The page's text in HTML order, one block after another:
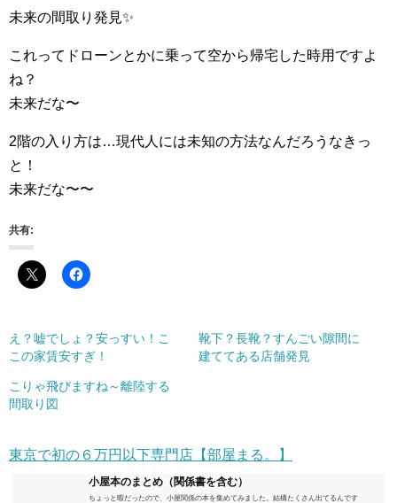
未来の間取り発見︎✨
これってドローンとかに乗って空から帰宅した時用ですよ
ね？
未来だな〜
2階の入り方は…現代人には未知の方法なんだろうなきっ
と！
未来だな〜〜
共有:
え？嘘でしょ？安っすい！こ
この家賃安すぎ！
靴下？長靴？すんごい隙間に
建ててある店舗発見
こりゃ飛びますね～離陸する
間取り図
東京で初の６万円以下専門店【部屋まる。】
小屋本のまとめ（関係書を含む）
ちょっと暇だったので、小屋関係の本を集めてみました。結構たくさん出てるんです